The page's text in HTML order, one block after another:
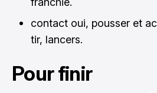
contact oui, pousser et
tir, lancers.
Pour finir